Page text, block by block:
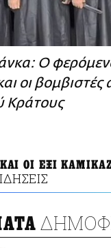
Ο
οι βομβιστές
Κράτους
ΟΙ ΕΞΙ